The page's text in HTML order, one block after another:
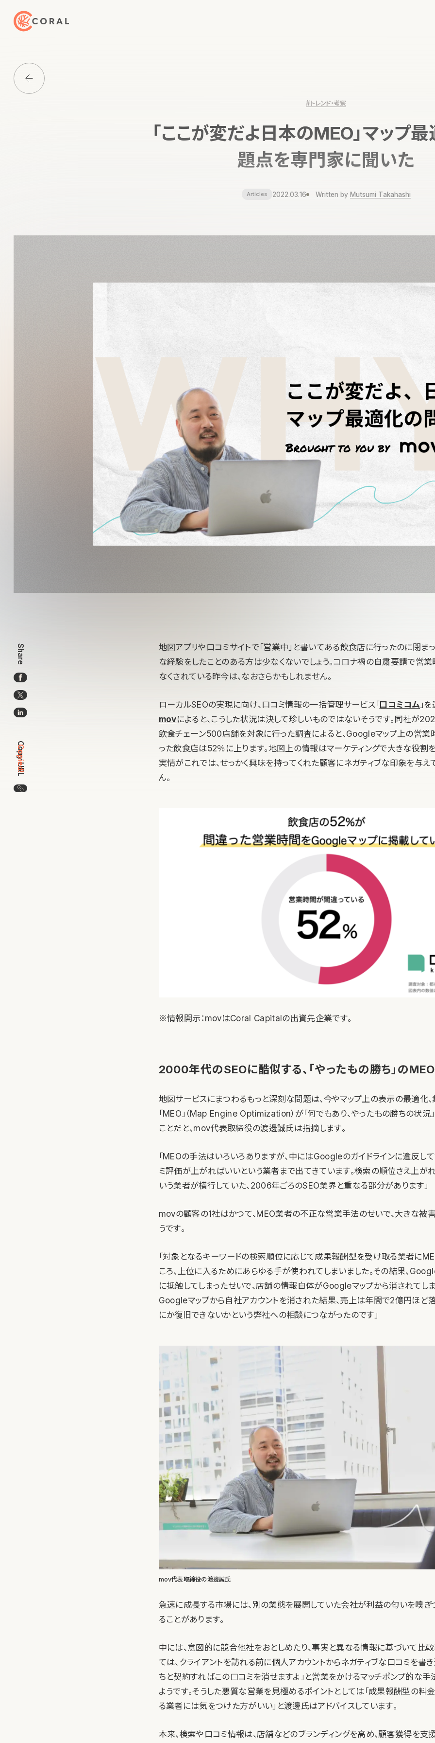
トップページへ戻る
Media一覧に戻る
#トレンド・考察
「ここが変だよ日本のMEO」マップ
題点を専門家に聞いた
Articles 2022.03.16 Written by Mutsumi Takahashi
Share
Copy URL
Copied!
この記事のURLをコピー
地図アプリや口コミサイトで「営業中」と書いてある飲食店に行ったのに閉ま
な経験をしたことのある方は少なくないでしょう。コロナ禍の自粛要請で営
なくされている昨今は、なおさらかもしれません。
ローカルSEOの実現に向け、口コミ情報の一括管理サービス「口コミコム 」
movによると、こうした状況は決して珍しいものではないそうです。同社が
飲食チェーン500店舗を対象に行った調査によると、Googleマップ上の営業
った飲食店は52％に上ります。地図上の情報はマーケティングで大きな役割
実情がこれでは、せっかく興味を持ってくれた顧客にネガティブな印象を与え
ん。
※情報開示：movはCoral Capitalの出資先企業です。
2000年代のSEOに酷似する、「やったもの勝ち」の
地図サービスにまつわるもっと深刻な問題は、今やマップ上の表示の最適化、
「MEO」（Map Engine Optimization）が「何でもあり、やったもの勝ちの状況
ことだと、mov代表取締役の渡邊誠氏は指摘します。
「MEOの手法はいろいろありますが、中にはGoogleのガイドラインに違反し
ミ評価が上がればいいという業者まで出てきています。検索の順位さえ上が
いう業者が横行していた、2006年ごろのSEO業界と重なる部分があります」
movの顧客の1社はかつて、MEO業者の不正な営業手法のせいで、大きな被
うです。
「対象となるキーワードの検索順位に応じて成果報酬型を受け取る業者に
ころ、上位に入るためにあらゆる手が使われてしまいました。その結果、
に抵触してしまったせいで、店舗の情報自体がGoogleマップから消されてしま
Googleマップから自社アカウントを消された結果、売上は年間で2億円ほど落
にか復旧できないかという弊社への相談につながったのです」
mov代表取締役の渡邊誠氏
急速に成長する市場には、別の業態を展開していた会社が利益の匂いを嗅ぎ
ることがあります。
中には、意図的に競合他社をおとしめたり、事実と異なる情報に基づいて比較
ては、クライアントを訪れる前に個人アカウントからネガティブな口コミを書き
ちと契約すればこの口コミを消せますよ」と営業をかけるマッチポンプ的な
ようです。そうした悪質な営業を見極めるポイントとしては「成果報酬型の料
る業者には気をつけた方がいい」と渡邊氏はアドバイスしています。
本来、検索や口コミ情報は、店舗などのブランディングを高め、顧客獲得を支